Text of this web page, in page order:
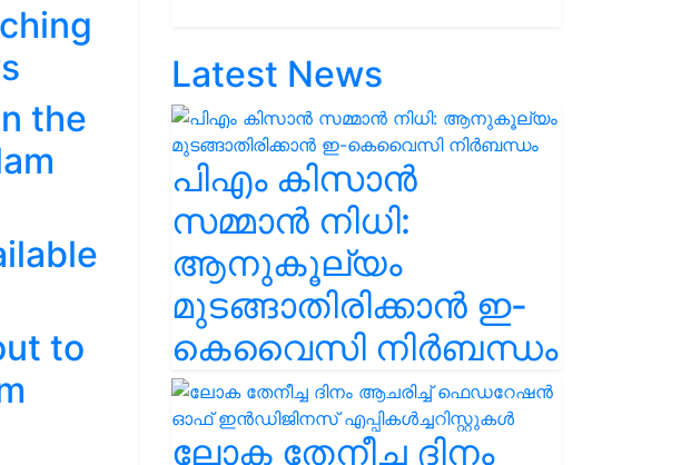
the
to
Latest News
പിഎം കിസാൻ
സമ്മാൻ നിധി:
ആനുകൂല്യം
മുടങ്ങാതിരിക്കാൻ ഇ-
കെവൈസി നിർബന്ധം
ലോക തേനീച്ച ദിനം